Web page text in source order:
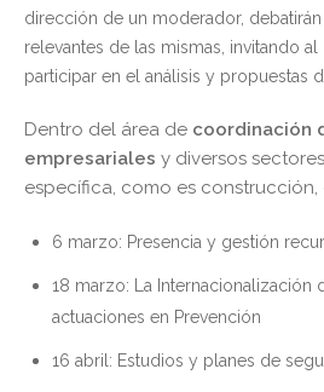
dirección de un moderador,
relevantes de las mismas, invitando
participar en el análisis y propuestas
Dentro del área de coordinación
empresariales y diversos
específica, como es construcción,
6 marzo: Presencia y gestión
18 marzo: La Internacionalización
actuaciones en Prevención
16 abril: Estudios y planes de